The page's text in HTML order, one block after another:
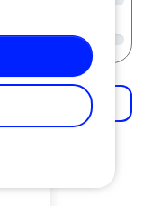
Plus de résultats